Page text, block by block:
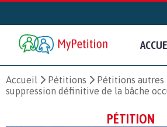
Accueil Pétitions Pétitions autres
suppression définitive de la bâche
PÉTITION